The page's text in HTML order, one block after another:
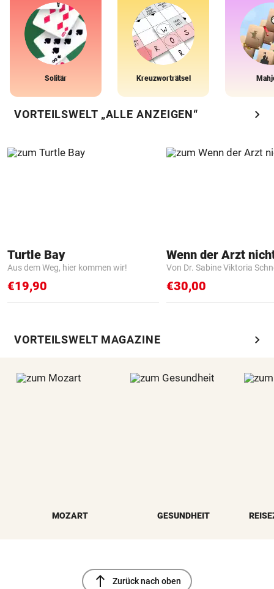
Solitär Kreuzworträtsel
VORTEILSWELT „ALLE ANZEIGEN“ chevron_right
Turtle Bay
Aus dem Weg, hier kommen wir!
€19,90
Von Dr. Sabine Viktoria
€30,00
VORTEILSWELT MAGAZINE chevron_right
MOZART GESUNDHEIT
north Zurück nach oben